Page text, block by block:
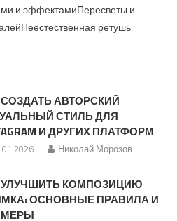
и эффектамиПересветы и
ретушь
СОЗДАТЬ АВТОРСКИЙ
СТИЛЬ ДЛЯ
И ДРУГИХ ПЛАТФОРМ
Николай Морозов
УЛУЧШИТЬ КОМПОЗИЦИЮ
ОСНОВНЫЕ ПРАВИЛА И